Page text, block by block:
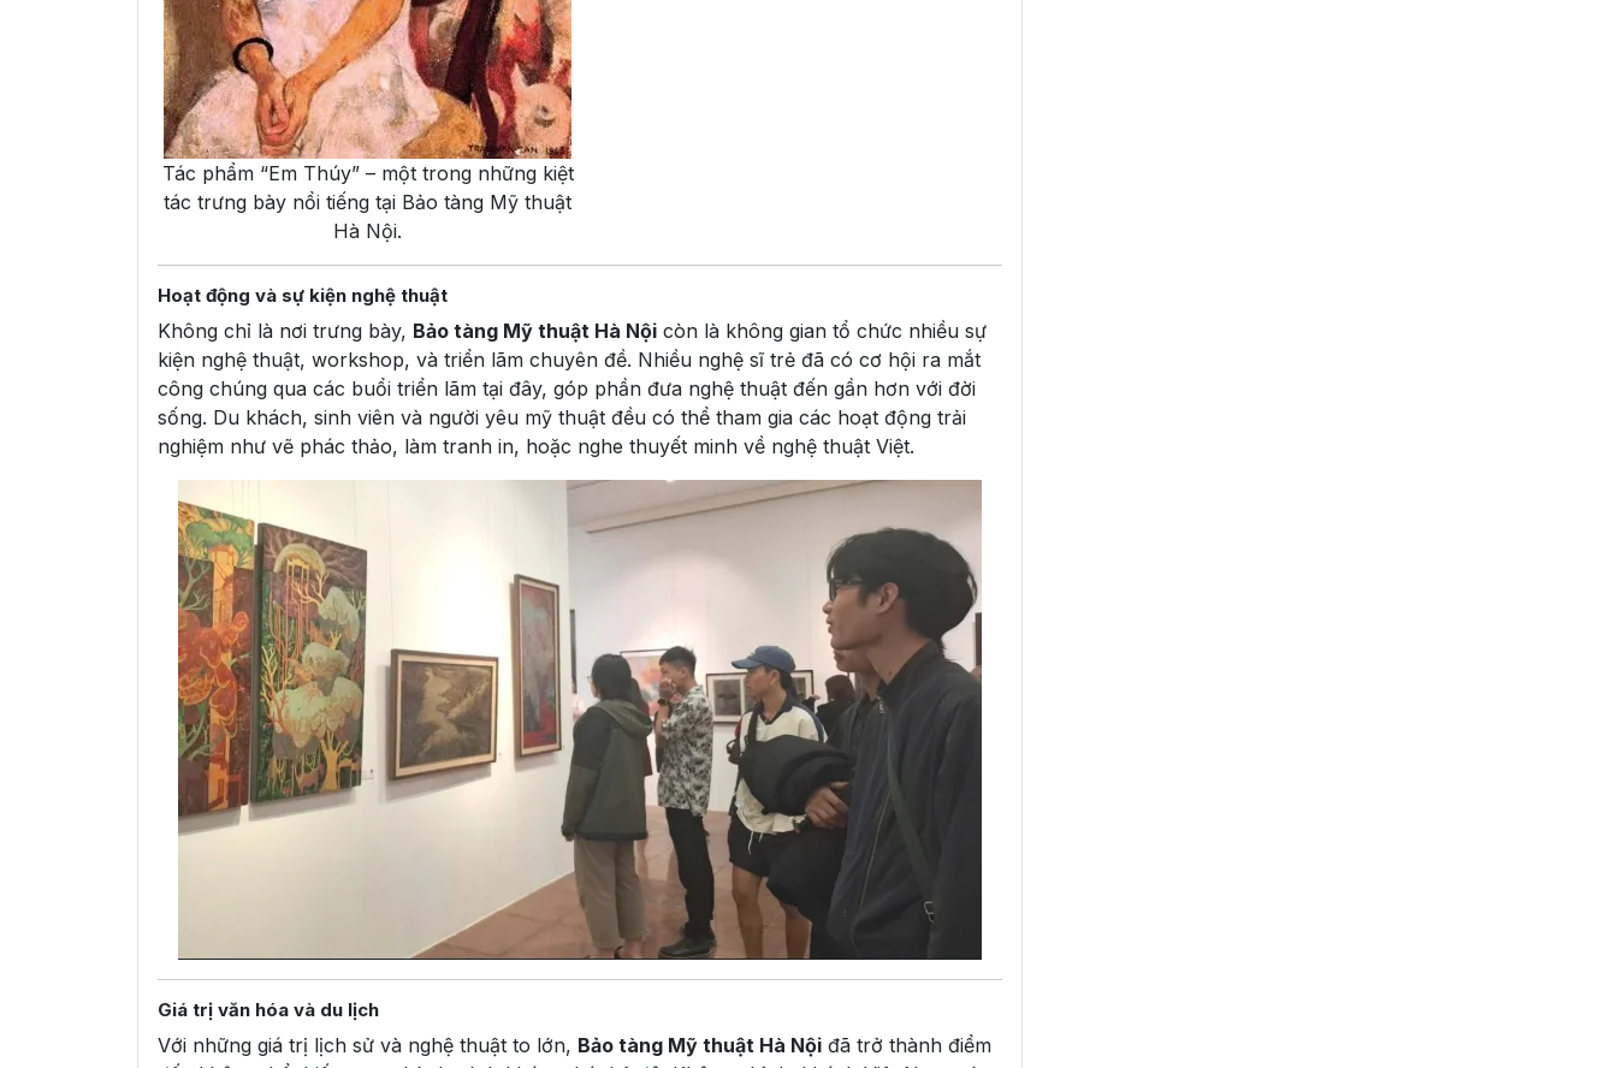
Tác phẩm “Em Thúy” – một trong những kiệt
tác trưng bày nổi tiếng tại Bảo tàng Mỹ thuật
Hà Nội.
Hoạt động và sự kiện nghệ thuật
Không chỉ là nơi trưng bày, Bảo tàng Mỹ thuật Hà Nội còn là không gian tổ chức nhiều sự
kiện nghệ thuật, workshop, và triển lãm chuyên đề. Nhiều nghệ sĩ trẻ đã có cơ hội ra mắt
công chúng qua các buổi triển lãm tại đây, góp phần đưa nghệ thuật đến gần hơn với đời
sống. Du khách, sinh viên và người yêu mỹ thuật đều có thể tham gia các hoạt động trải
nghiệm như vẽ phác thảo, làm tranh in, hoặc nghe thuyết minh về nghệ thuật Việt.
Giá trị văn hóa và du lịch
Với những giá trị lịch sử và nghệ thuật to lớn, Bảo tàng Mỹ thuật Hà Nội đã trở thành điểm